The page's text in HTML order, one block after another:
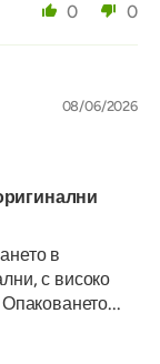
0 0
08/06/2026
в
с високо